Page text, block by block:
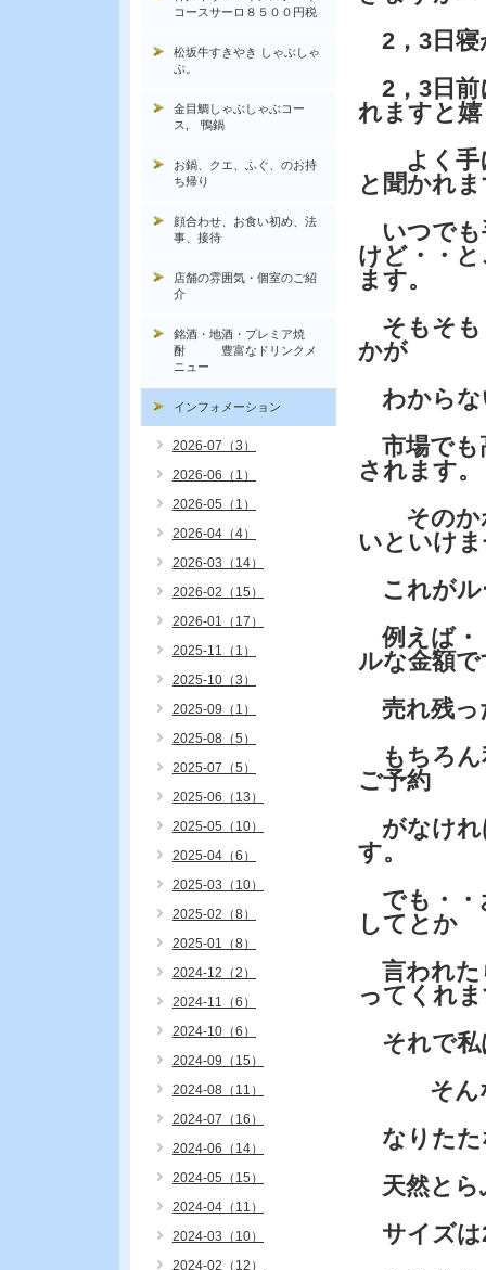
2，3日寝
2，3日前
れますと
よく手
と聞かれ
いつでも
けど・・
ます。
そもそも
かが
わからな
市場でも
されます。
そのかわ
いといけ
これがル
例えば・
ルな金額
売れ残っ
もちろん
ご予約
がなけれ
す。
でも・・
してとか
言われた
ってくれ
それで私
そんな
なりたた
天然とら
サイズは
コースサーロ８５００円税
松坂牛すきやき しゃぶしゃ
ぶ。
金目鯛しゃぶしゃぶコー
ス, 鴨鍋
お鍋、クエ、ふぐ、のお持
ち帰り
顔合わせ、お食い初め、法
事、接待
店舗の雰囲気・個室のご紹
介
銘酒・地酒・プレミア焼
酎 豊富なドリンクメ
ニュー
インフォメーション
2026-07（3）
2026-06（1）
2026-05（1）
2026-04（4）
2026-03（14）
2026-02（15）
2026-01（17）
2025-11（1）
2025-10（3）
2025-09（1）
2025-08（5）
2025-07（5）
2025-06（13）
2025-05（10）
2025-04（6）
2025-03（10）
2025-02（8）
2025-01（8）
2024-12（2）
2024-11（6）
2024-10（6）
2024-09（15）
2024-08（11）
2024-07（16）
2024-06（14）
2024-05（15）
2024-04（11）
2024-03（10）
2024-02（12）